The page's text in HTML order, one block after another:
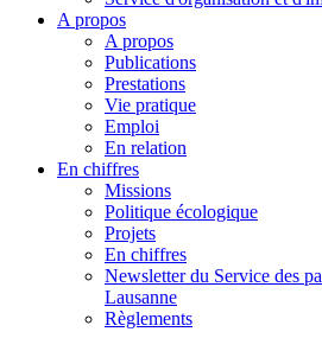
A propos
A propos
Publications
Prestations
Vie pratique
Emploi
En relation
En chiffres
Missions
Politique écologique
Projets
En chiffres
Newsletter du Service des
Lausanne
Règlements